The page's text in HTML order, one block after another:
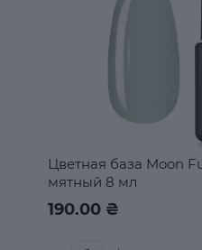
Цветная база Moon
мятный 8 мл
190.00 ₴